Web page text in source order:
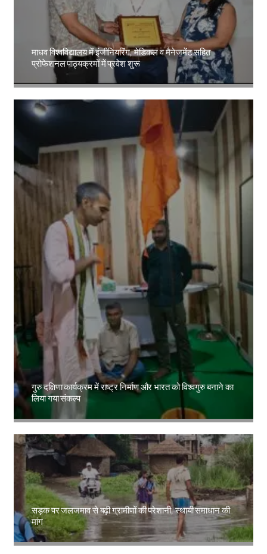
माधव विश्वविद्यालय में इंजीनियरिंग, मेडिकल व मैनेजमेंट सहित
प्रोफेशनल पाठ्यक्रमों में प्रवेश शुरू
Amit Lekh
गुरु दक्षिणा कार्यक्रम में राष्ट्र निर्माण और भारत को विश्वगुरु बनाने का
लिया गया संकल्प
सड़क पर जलजमाव से बढ़ी ग्रामीणों की परेशानी, स्थायी समाधान की
मांग
Amit Lekh